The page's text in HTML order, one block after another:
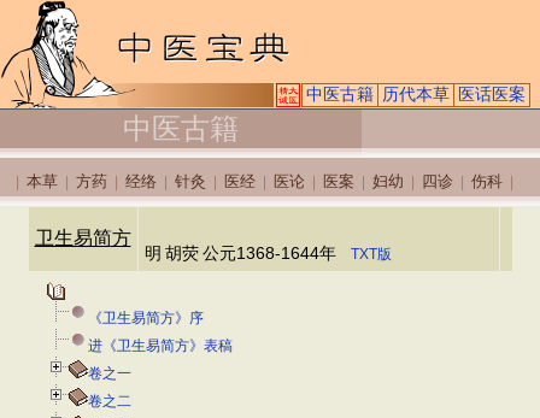
中医古籍 历代本草 医话医案
中医古籍
本草 方药 经络 针灸 医经 医论 医案 妇幼 四诊 伤科
卫生易简方
明 胡荧 公元1368-1644年 TXT版
《卫生易简方》序
进《卫生易简方》表稿
卷之一
卷之二